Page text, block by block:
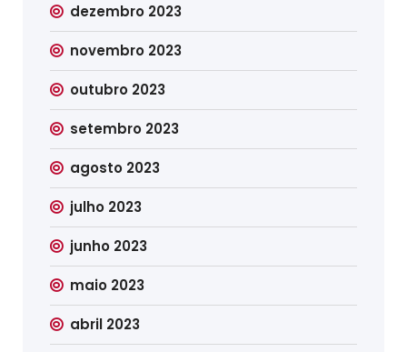
dezembro 2023
novembro 2023
outubro 2023
setembro 2023
agosto 2023
julho 2023
junho 2023
maio 2023
abril 2023